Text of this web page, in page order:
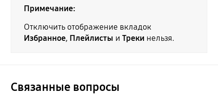
Примечание:
Отключить отображение вкладок
Избранное, Плейлисты и Треки нельзя.
Связанные вопросы